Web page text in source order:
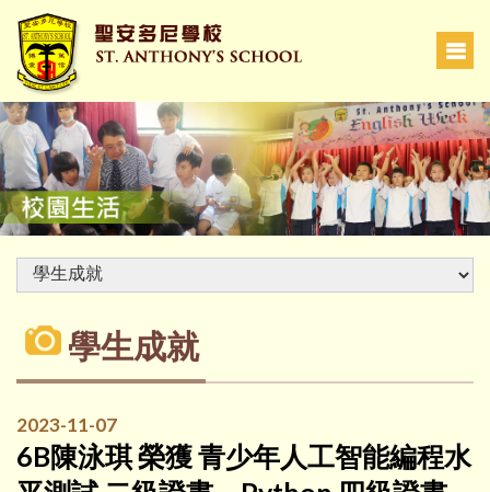
學生成就
2023-11-07
6B陳泳琪 榮獲 青少年人工智能編程水